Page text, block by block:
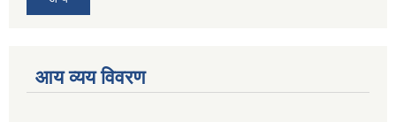
आय व्यय विवरण